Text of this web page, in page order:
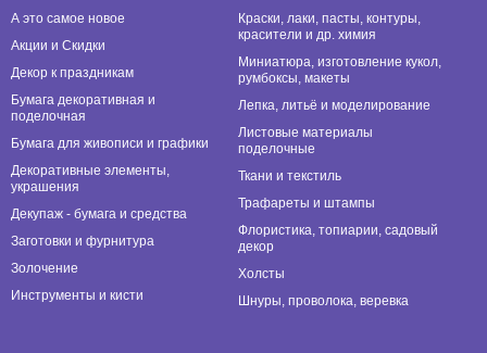
А это самое новое
Акции и Скидки
Декор к праздникам
Бумага декоративная и
поделочная
Бумага для живописи и графики
Декоративные элементы,
украшения
Декупаж - бумага и средства
Заготовки и фурнитура
Золочение
Инструменты и кисти
Краски, лаки, пасты, контуры,
красители и др. химия
Миниатюра, изготовление кукол,
румбоксы, макеты
Лепка, литьё и моделирование
Листовые материалы
поделочные
Ткани и текстиль
Трафареты и штампы
Флористика, топиарии, садовый
декор
Холсты
Шнуры, проволока, веревка